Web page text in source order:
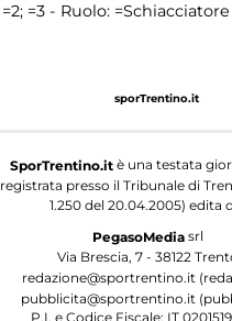
=2; =3 - Ruolo: =Schiacciatore
SporTrentino.itè una testata
registrata presso il Tribunale di
1.250 del 20.04.2005) edita
PegasoMediasrl
Via Brescia, 7 - 38122
redazione@sportrentino.it
pubblicita@sportrentino.it
P.I. e Codice Fiscale: IT